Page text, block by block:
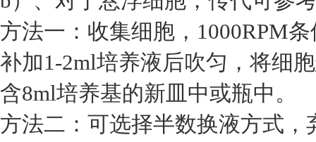
方法一：收集细胞，1000RPM
补加1-2ml培养液后吹匀，将细
含8ml培养基的新皿中或瓶中。
方法二：可选择半数换液方式